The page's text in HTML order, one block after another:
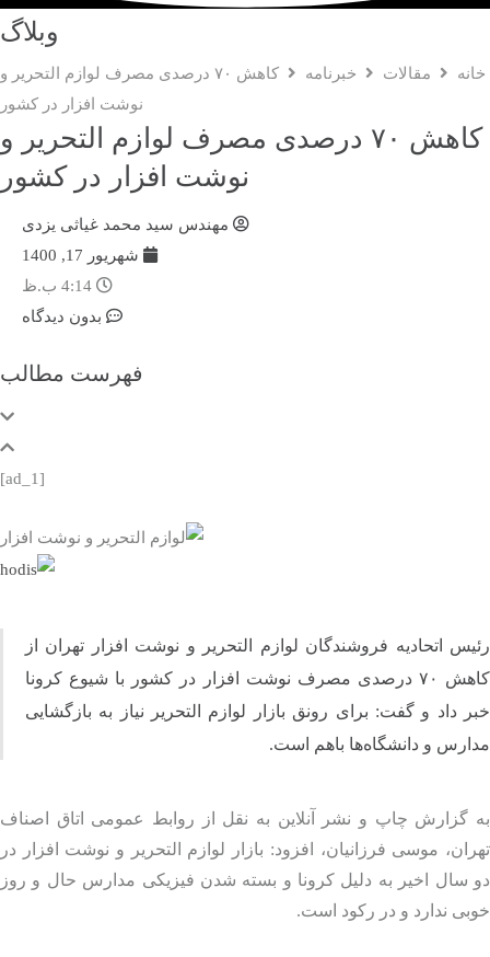
وبلاگ
مقالات خبرنامه
کاهش ۷۰ درصدی مصرف لوازم التحریر و
نوشت افزار در کشور
کاهش ۷۰ درصدی مصرف لوازم التحریر و
نوشت افزار در کشور
مهندس سید محمد غیاثی یزدی
شهریور 17, 1400
4:14 ب.ظ
بدون دیدگاه
فهرست مطالب
اتحادیه فروشندگان لوازم التحریر و نوشت افزار تهران از
کاهش ۷۰ درصدی مصرف نوشت افزار در کشور با شیوع کرونا
داد و گفت: برای رونق بازار لوازم التحریر نیاز به بازگشایی
و دانشگاه‌ها باهم است.
گزارش چاپ و نشر آنلاین به نقل از روابط عمومی اتاق اصناف
موسی فرزانیان، افزود: بازار لوازم التحریر و نوشت افزار در
سال اخیر به دلیل کرونا و بسته شدن فیزیکی مدارس حال و روز
ندارد و در رکود است.